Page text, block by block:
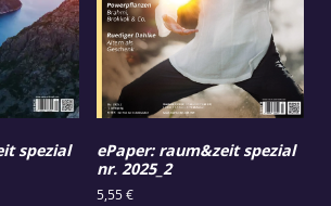
spezial
ePaper: raum&zeit spezial
nr. 2025_2
5,55€